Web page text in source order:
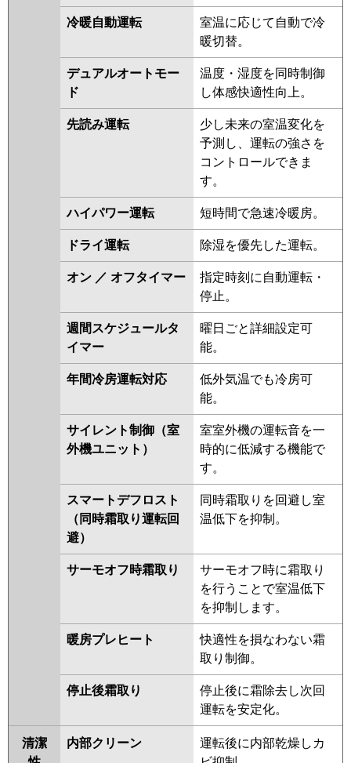
FDFZ1125HP5SA
FDFZ1125HP5S
パナソニック PA-P112B7GDB PA-P112B7GDNB
PA-P112B7GD PA-P112B7GDN
PA-P112B6GDB PA-P112B6GDNB
PA-P112B6GDA
PA-P112B6GDN1
冷暖自動運転
室温に応じて自動で冷
暖切替。
デュアルオートモー
ド
温度・湿度を同時制御
し体感快適性向上。
先読み運転
少し未来の室温変化を
予測し、運転の強さを
コントロールできま
す。
ハイパワー運転 短時間で急速冷暖房。
ドライ運転 除湿を優先した運転。
オン ／ オフタイマー
指定時刻に自動運転・
停止。
週間スケジュールタ
イマー
曜日ごと詳細設定可
能。
年間冷房運転対応
低外気温でも冷房可
能。
サイレント制御（室
外機ユニット）
室室外機の運転音を一
時的に低減する機能で
す。
スマートデフロスト
（同時霜取り運転回
避）
同時霜取りを回避し室
温低下を抑制。
サーモオフ時霜取り
サーモオフ時に霜取り
を行うことで室温低下
を抑制します。
暖房プレヒート
快適性を損なわない霜
取り制御。
停止後霜取り
停止後に霜除去し次回
運転を安定化。
清潔
内部クリーン
運転後に内部乾燥しカ